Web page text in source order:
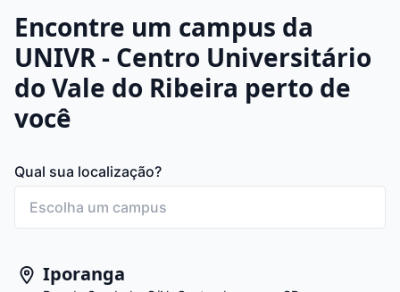
Encontre um campus da
UNIVR - Centro Universitário
do Vale do Ribeira perto de
você
Qual sua localização?
Iporanga